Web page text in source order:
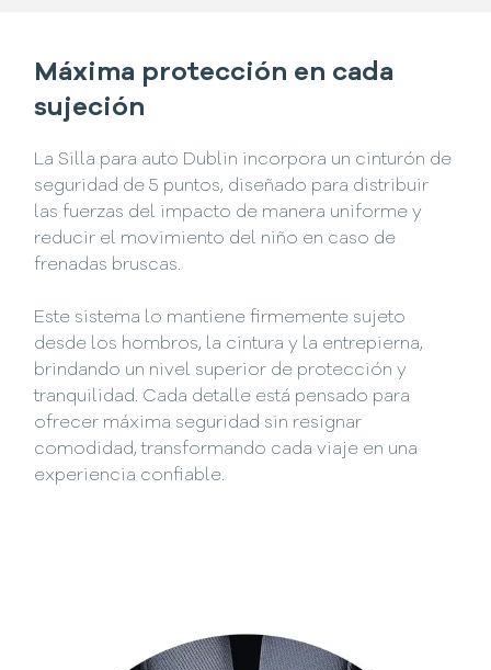
Máxima protección en cada
sujeción
La Silla para auto Dublin incorpora un cinturón de
seguridad de 5 puntos, diseñado para distribuir
las fuerzas del impacto de manera uniforme y
reducir el movimiento del niño en caso de
frenadas bruscas.
Este sistema lo mantiene firmemente sujeto
desde los hombros, la cintura y la entrepierna,
brindando un nivel superior de protección y
tranquilidad. Cada detalle está pensado para
ofrecer máxima seguridad sin resignar
comodidad, transformando cada viaje en una
experiencia confiable.